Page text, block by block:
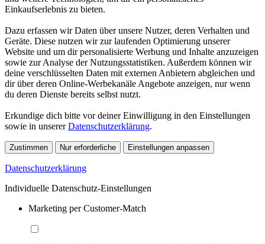
Einkaufserlebnis zu bieten.
Dazu erfassen wir Daten über unsere Nutzer, deren Verhalten und
Geräte. Diese nutzen wir zur laufenden Optimierung unserer
Website und um dir personalisierte Werbung und Inhalte anzuzeigen
sowie zur Analyse der Nutzungsstatistiken. Außerdem können wir
deine verschlüsselten Daten mit externen Anbietern abgleichen und
dir über deren Online-Werbekanäle Angebote anzeigen, nur wenn
du deren Dienste bereits selbst nutzt.
Erkundige dich bitte vor deiner Einwilligung in den Einstellungen
sowie in unsererDatenschutzerklärung.
Zustimmen Nur erforderliche Einstellungen anpassen
Datenschutzerklärung
Individuelle Datenschutz-Einstellungen
Marketing per Customer-Match